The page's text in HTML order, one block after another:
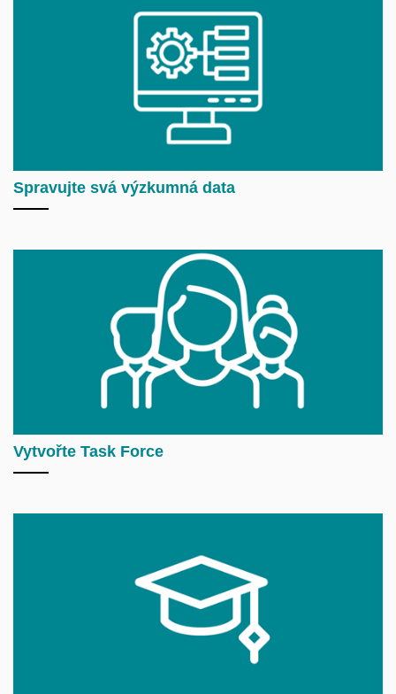
Spravujte svá výzkumná data
Vytvořte Task Force